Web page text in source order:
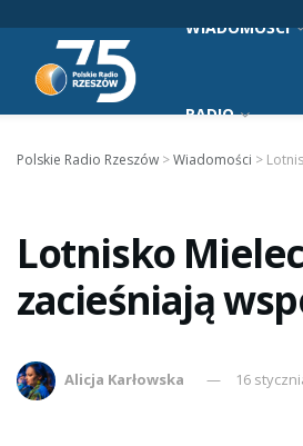
WIADOMOŚCI
RADIO
Polskie Radio Rzeszów >Wiadomości >
Lotnisko
zacieśniają
Alicja Karłowska 16